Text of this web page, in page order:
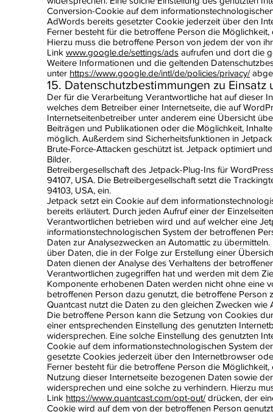
Conversion-Cookie auf dem
AdWords bereits gesetzter Cookie jederzeit über den
Ferner besteht für die betroffene Person die
Hierzu muss die betroffene Person von jedem der von
Link www.google.de/settings/ads aufrufen und dort die
Weitere Informationen und die geltenden
unter https://www.google.de/intl/de/policies/privacy/
15. Datenschutzbestimmungen zu
Der für die Verarbeitung Verantwortliche hat auf dieser
welches dem Betreiber einer Internetseite, die auf
Internetseitenbetreiber unter anderem eine Übersicht
Beiträgen und Publikationen oder die Möglichkeit,
möglich. Außerdem sind Sicherheitsfunktionen in
Brute-Force-Attacken geschützt ist. Jetpack optimiert
Bilder.
Betreibergesellschaft des Jetpack-Plug-Ins für
94107, USA. Die Betreibergesellschaft setzt die
94103, USA, ein.
Jetpack setzt ein Cookie auf dem
bereits erläutert. Durch jeden Aufruf einer der
Verantwortlichen betrieben wird und auf welcher eine
informationstechnologischen System der betroffenen
Daten zur Analysezwecken an Automattic zu
über Daten, die in der Folge zur Erstellung einer
Daten dienen der Analyse des Verhaltens der
Verantwortlichen zugegriffen hat und werden mit dem
Komponente erhobenen Daten werden nicht ohne eine
betroffenen Person dazu genutzt, die betroffene Person
Quantcast nutzt die Daten zu den gleichen Zwecken wie
Die betroffene Person kann die Setzung von Cookies
einer entsprechenden Einstellung des genutzten
widersprechen. Eine solche Einstellung des genutzten
Cookie auf dem informationstechnologischen System
gesetzte Cookies jederzeit über den Internetbrowser
Ferner besteht für die betroffene Person die
Nutzung dieser Internetseite bezogenen Daten sowie
widersprechen und eine solche zu verhindern. Hierzu
Link https://www.quantcast.com/opt-out/drücken, der
Cookie wird auf dem von der betroffenen Person